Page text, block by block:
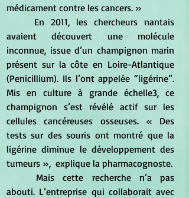
médicament contre les cancers. »
avaient découvert une molécule
inconnue, issue d’un champignon marin
présent sur la côte en Loire-Atlantique
(Penicillium). Ils l’ont appelée “ligérine”.
Mis en culture à grande échelle3, ce
champignon s’est révélé actif sur les
cellules cancéreuses osseuses. « Des
tests sur des souris ont montré que la
ligérine diminue le développement des
tumeurs »,  explique la pharmacognoste.
abouti. L’entreprise qui collaborait avec